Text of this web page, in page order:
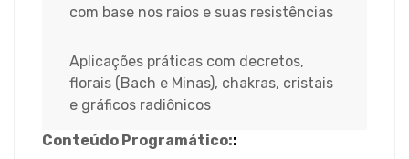
com base nos raios e suas resistências
Aplicações práticas com decretos,
florais (Bach e Minas), chakras, cristais
e gráficos radiônicos
Conteúdo Programático::